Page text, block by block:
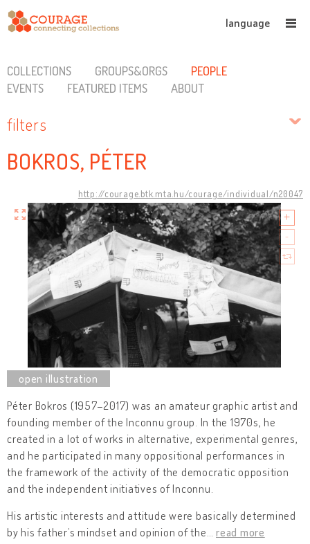
language
COLLECTIONS GROUPS&ORGS
PEOPLE
EVENTS
FEATURED ITEMS ABOUT
filters
BOKROS, PÉTER
http://courage.btk.mta.hu/courage/individual/n20047
Péter Bokros (1957–2017) was an amateur graphic artist and
founding member of the Inconnu group. In the 1970s, he
created in a lot of works in alternative, experimental genres,
and he participated in many oppositional performances in
the framework of the activity of the democratic opposition
and the independent initiatives of Inconnu.
His artistic interests and attitude were basically determined
by his father’s mindset and opinion of the
read more